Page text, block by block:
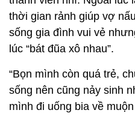
thời gian rảnh giúp vợ
sống gia đình vui vẻ
lúc “bát đũa xô nhau”.
“Bọn mình còn quá trẻ,
sống nên cũng nảy sinh
mình đi uống bia về